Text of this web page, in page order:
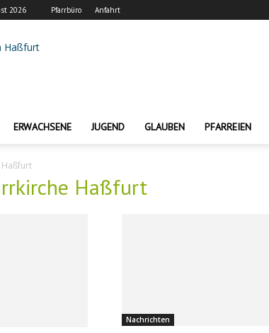
2026 Pfarrbüro Anfahrt
ERWACHSENE JUGEND GLAUBEN PFARREIEN
Haßfurt
Nachrichten